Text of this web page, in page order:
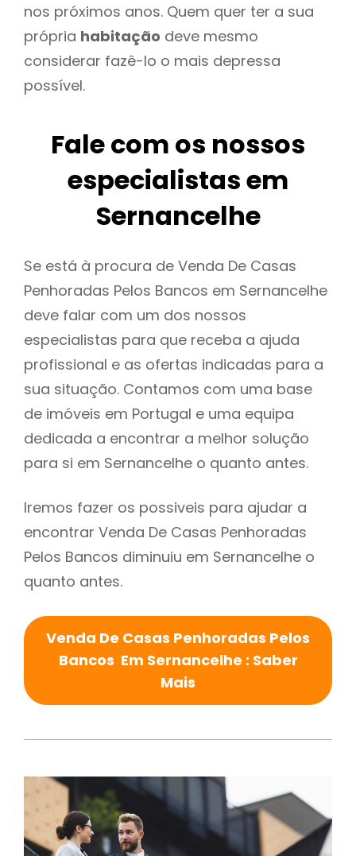
nos próximos anos. Quem quer ter a sua
própria habitação deve mesmo
considerar fazê-lo o mais depressa
possível.
Fale com os nossos
especialistas em
Sernancelhe
Se está à procura de Venda De Casas
Penhoradas Pelos Bancos em Sernancelhe
deve falar com um dos nossos
especialistas para que receba a ajuda
profissional e as ofertas indicadas para a
sua situação. Contamos com uma base
de imóveis em Portugal e uma equipa
dedicada a encontrar a melhor solução
para si em Sernancelhe o quanto antes.
Iremos fazer os possiveis para ajudar a
encontrar Venda De Casas Penhoradas
Pelos Bancos diminuiu em Sernancelhe o
quanto antes.
Venda De Casas Penhoradas Pelos
Bancos Em Sernancelhe : Saber
Mais